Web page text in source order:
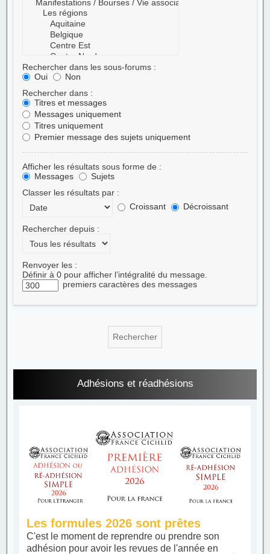
Rechercher dans les sous-forums :
Oui
Non
Rechercher dans :
Titres et messages
Messages uniquement
Titres uniquement
Premier message des sujets uniquement
Afficher les résultats sous forme de :
Messages
Sujets
Classer les résultats par :
Croissant
Décroissant
Rechercher depuis :
Renvoyer les :
Définir à 0 pour afficher l’intégralité du message.
premiers caractères des messages
Adhésions et réadhésions
Les formules 2026 sont prêtes
C'est le moment de reprendre ou prendre son
adhésion pour avoir les revues de l'année en